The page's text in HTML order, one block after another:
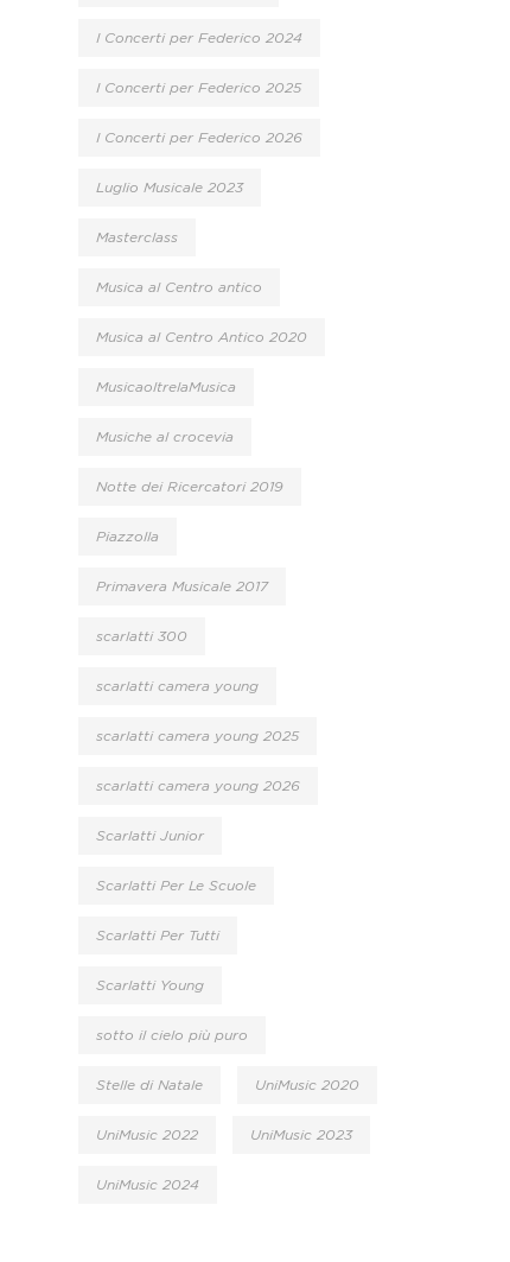
I Concerti per Federico 2024
I Concerti per Federico 2025
I Concerti per Federico 2026
Luglio Musicale 2023
Masterclass
Musica al Centro antico
Musica al Centro Antico 2020
MusicaoltrelaMusica
Musiche al crocevia
Notte dei Ricercatori 2019
Piazzolla
Primavera Musicale 2017
scarlatti 300
scarlatti camera young
scarlatti camera young 2025
scarlatti camera young 2026
Scarlatti Junior
Scarlatti Per Le Scuole
Scarlatti Per Tutti
Scarlatti Young
sotto il cielo più puro
Stelle di Natale UniMusic 2020
UniMusic 2022 UniMusic 2023
UniMusic 2024